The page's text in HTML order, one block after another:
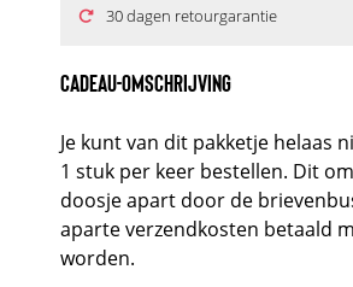
30 dagen retourgarantie
CADEAU-OMSCHRIJVING
Je kunt van dit pakketje helaas
1 stuk per keer bestellen. Dit
doosje apart door de
aparte verzendkosten betaald
worden.